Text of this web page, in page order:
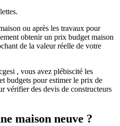
ou après les travaux pour
obtenir un prix budget maison
de la valeur réelle de votre
, vous avez plébiscité les
budgets pour estimer le prix de
vérifier des devis de constructeurs
maison neuve ?